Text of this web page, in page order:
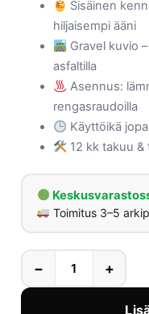
Sisäinen
hiljaisempi ääni
Gravel kuvio
asfaltilla
Asennus:
rengasraudoilla
Käyttöikä
12 kk takuu &
Toimitus 3–5
− +